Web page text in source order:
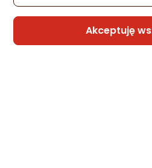
Akceptuję